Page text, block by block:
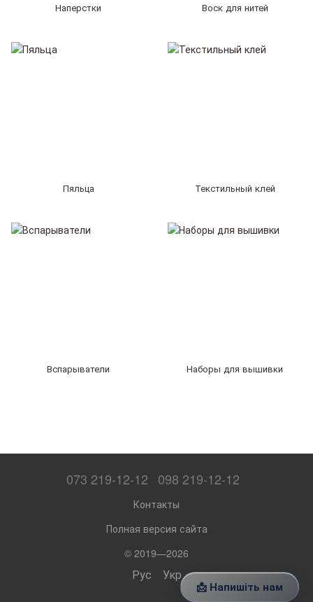
📩 Напишіть нам
Наперстки Воск для нитей
Пяльца Текстильный клей
Вспарыватели Наборы для вышивки
073 219-12-12 098 219-12-12
Контакты
Полная версия сайта
© 2019—2026
Рус Укр